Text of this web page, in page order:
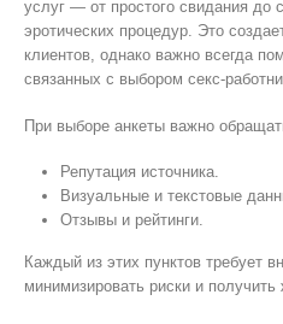
услуг — от простого свидания до
эротических процедур. Это
клиентов, однако важно всегда
связанных с выбором секс-
При выборе анкеты важно
Репутация источника.
Визуальные и текстовые
Отзывы и рейтинги.
Каждый из этих пунктов требует
минимизировать риски и